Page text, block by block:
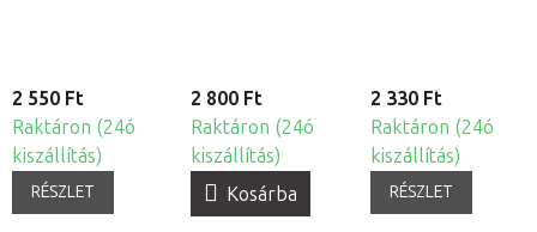
2 550 Ft
Raktáron (24ó
kiszállítás)
RÉSZLET
2 800 Ft
Raktáron (24ó
kiszállítás)
Kosárba
2 330 Ft
Raktáron (24ó
kiszállítás)
RÉSZLET